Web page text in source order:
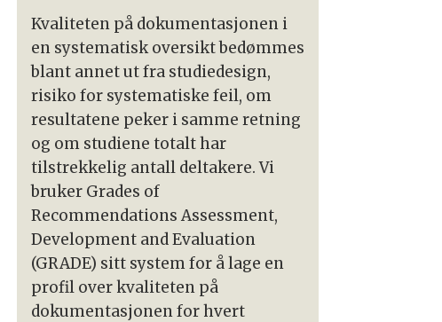
Kvaliteten på dokumentasjonen i
en systematisk oversikt bedømmes
blant annet ut fra studiedesign,
risiko for systematiske feil, om
resultatene peker i samme retning
og om studiene totalt har
tilstrekkelig antall deltakere. Vi
bruker Grades of
Recommendations Assessment,
Development and Evaluation
(GRADE) sitt system for å lage en
profil over kvaliteten på
dokumentasjonen for hvert